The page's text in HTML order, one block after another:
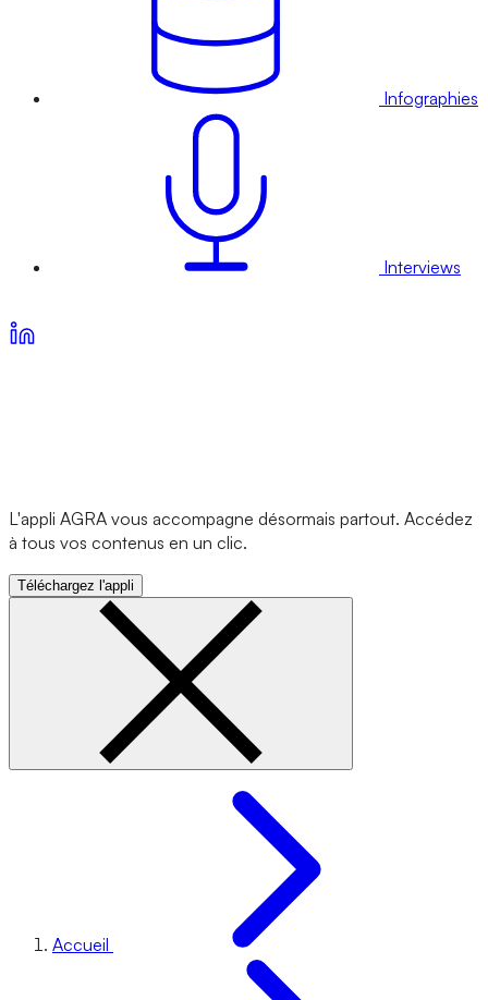
Infographies
Interviews
L'appli AGRA vous accompagne désormais partout. Accédez
à tous vos contenus en un clic.
Téléchargez l'appli
Accueil